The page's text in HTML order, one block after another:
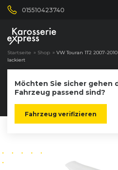
015510423740
Startseite » Shop » VW Touran 1T2 2007-
lackiert
Möchten Sie sicher gehen
Fahrzeug passend sind?
Fahrzeug verifizieren